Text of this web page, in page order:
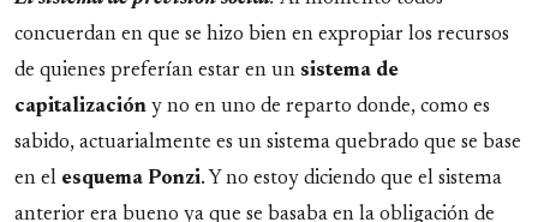
concuerdan en que se hizo bien en expropiar los recursos
de quienes preferían estar en un sistema de
capitalización y no en uno de reparto donde, como es
sabido, actuarialmente es un sistema quebrado que se base
en el esquema Ponzi. Y no estoy diciendo que el sistema
anterior era bueno ya que se basaba en la obligación de